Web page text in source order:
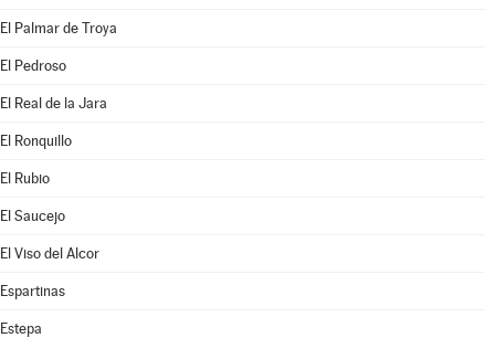
El Palmar de Troya
El Pedroso
El Real de la Jara
El Ronquillo
El Rubio
El Saucejo
El Viso del Alcor
Espartinas
Estepa